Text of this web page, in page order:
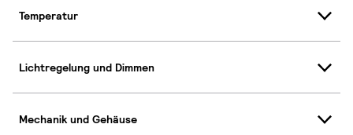
Temperatur
Lichtregelung und Dimmen
Mechanik und Gehäuse